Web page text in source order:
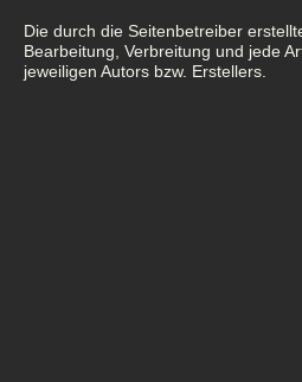
Die durch die Seitenbetreiber
Bearbeitung, Verbreitung und jede
jeweiligen Autors bzw. Erstellers.